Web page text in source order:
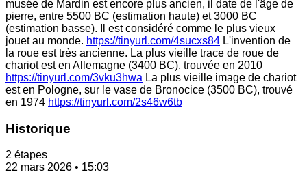
musée de Mardin est encore plus ancien, il date de l'âge de
pierre, entre 5500 BC (estimation haute) et 3000 BC
(estimation basse). Il est considéré comme le plus vieux
jouet au monde. https://tinyurl.com/4sucxs84 L'invention de
la roue est très ancienne. La plus vieille trace de roue de
chariot est en Allemagne (3400 BC), trouvée en 2010
https://tinyurl.com/3vku3hwa La plus vieille image de chariot
est en Pologne, sur le vase de Bronocice (3500 BC), trouvé
en 1974 https://tinyurl.com/2s46w6tb
Historique
2 étapes
22 mars 2026 • 15:03